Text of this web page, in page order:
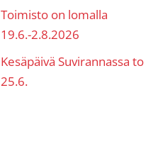
Toimisto on lomalla
19.6.-2.8.2026
Kesäpäivä Suvirannassa to
25.6.